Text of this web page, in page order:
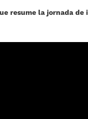
resume la jornada de